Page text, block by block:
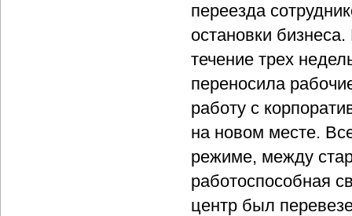
переезда
остановки
течение трех
переносила
работу с
на новом месте.
режиме, между
работоспособная
центр был